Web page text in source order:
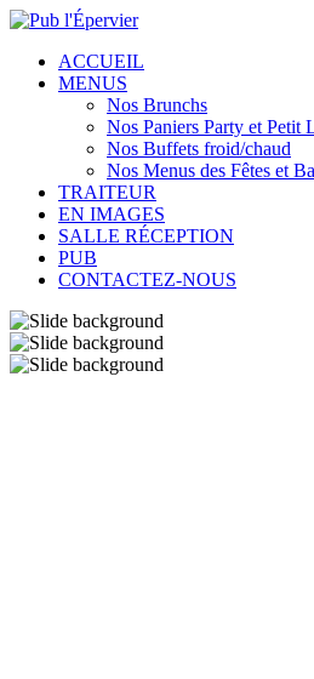
ACCUEIL
MENUS
Nos Brunchs
Nos Paniers Party et Petit
Nos Buffets froid/chaud
Nos Menus des Fêtes et
TRAITEUR
EN IMAGES
SALLE RÉCEPTION
PUB
CONTACTEZ-NOUS